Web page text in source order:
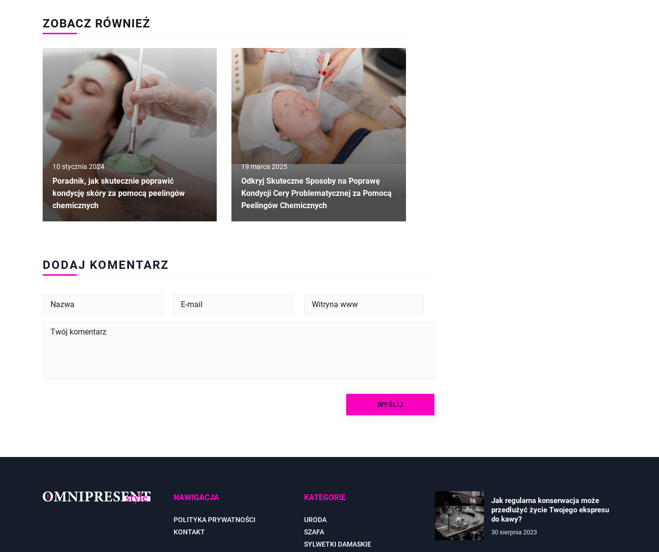
ZOBACZ RÓWNIEŻ
10 stycznia 2024
Poradnik, jak skutecznie poprawić
kondycję skóry za pomocą peelingów
chemicznych
19 marca 2025
Odkryj Skuteczne Sposoby na Poprawę
Kondycji Cery Problematycznej za Pomocą
Peelingów Chemicznych
DODAJ KOMENTARZ
NAWIGACJA
POLITYKA PRYWATNOŚCI
KONTAKT
KATEGORIE
URODA
SZAFA
SYLWETKI DAMASKIE
Jak regularna konserwacja może
przedłużyć życie Twojego ekspresu
do kawy?
30 sierpnia 2023